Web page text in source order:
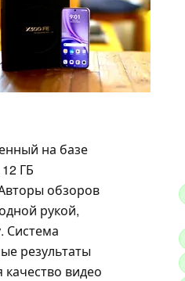
на базе
ГБ
обзоров
рукой,
Система
результаты
видео